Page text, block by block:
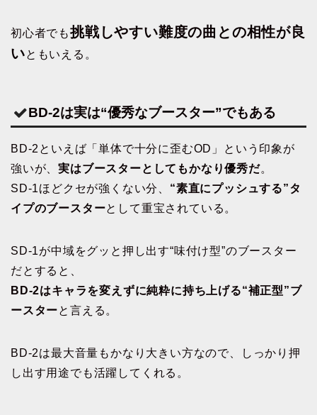
初心者でも挑戦しやすい難度の曲との相性が良
いともいえる。
BD-2は実は“優秀なブースター”でもある
BD-2といえば「単体で十分に歪むOD」という印象が
強いが、実はブースターとしてもかなり優秀だ。
SD-1ほどクセが強くない分、 “素直にプッシュする”タ
イプのブースターとして重宝されている。
SD-1が中域をグッと押し出す“味付け型”のブースター
だとすると、
BD-2はキャラを変えずに純粋に持ち上げる“補正型”ブ
ースターと言える。
BD-2は最大音量もかなり大きい方なので、しっかり押
し出す用途でも活躍してくれる。